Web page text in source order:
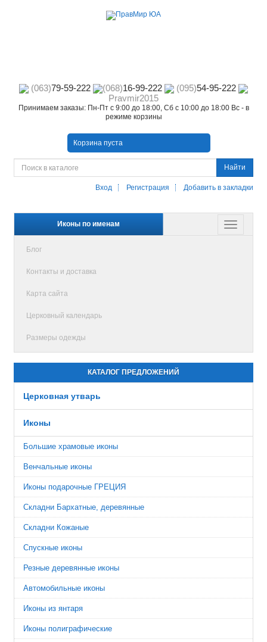
(063)79-59-222 (068)16-99-222 (095)54-95-222
Pravmir2015
Принимаем заказы: Пн-Пт с 9:00 до 18:00, Сб с 10:00 до 18:00 Вс - в
режиме корзины
Корзина пуста
Найти
Вход Регистрация Добавить в закладки
Иконы по именам
Блог
Контакты и доставка
Карта сайта
Церковный календарь
Размеры одежды
КАТАЛОГ ПРЕДЛОЖЕНИЙ
Церковная утварь
Иконы
Большие храмовые иконы
Венчальные иконы
Иконы подарочные ГРЕЦИЯ
Складни Бархатные, деревянные
Складни Кожаные
Спускные иконы
Резные деревянные иконы
Автомобильные иконы
Иконы из янтаря
Иконы полиграфические